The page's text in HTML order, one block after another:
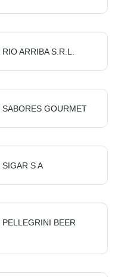
RIO ARRIBA S.R.L.
SABORES GOURMET
SIGAR S A
PELLEGRINI BEER